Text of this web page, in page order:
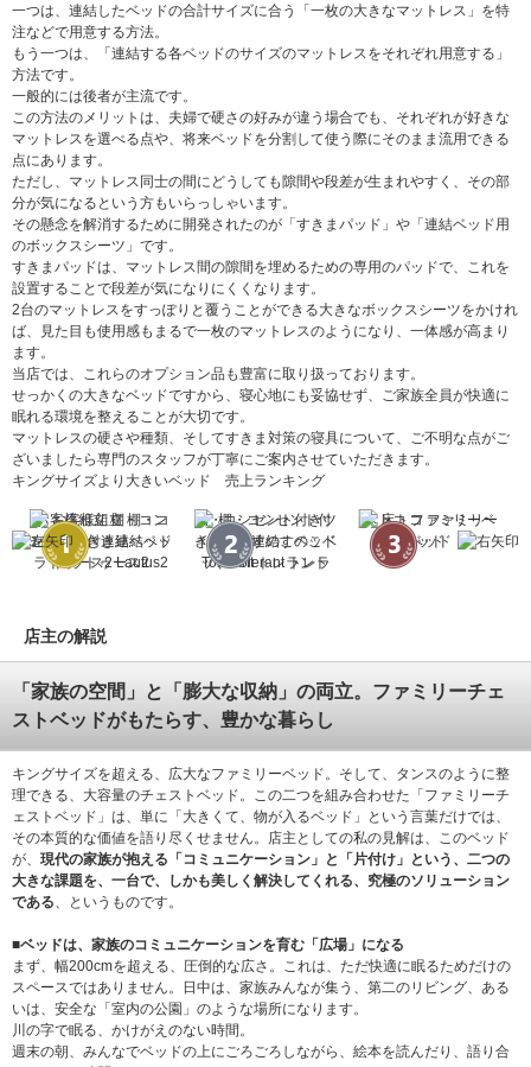
一つは、連結したベッドの合計サイズに合う「一枚の大きなマットレス」を特
注などで用意する方法。
もう一つは、「連結する各ベッドのサイズのマットレスをそれぞれ用意する」
方法です。
一般的には後者が主流です。
この方法のメリットは、夫婦で硬さの好みが違う場合でも、それぞれが好きな
マットレスを選べる点や、将来ベッドを分割して使う際にそのまま流用できる
点にあります。
ただし、マットレス同士の間にどうしても隙間や段差が生まれやすく、その部
分が気になるという方もいらっしゃいます。
その懸念を解消するために開発されたのが「すきまパッド」や「連結ベッド用
のボックスシーツ」です。
すきまパッドは、マットレス間の隙間を埋めるための専用のパッドで、これを
設置することで段差が気になりにくくなります。
2台のマットレスをすっぽりと覆うことができる大きなボックスシーツをかけれ
ば、見た目も使用感もまるで一枚のマットレスのようになり、一体感が高まり
ます。
当店では、これらのオプション品も豊富に取り扱っております。
せっかくの大きなベッドですから、寝心地にも妥協せず、ご家族全員が快適に
眠れる環境を整えることが大切です。
マットレスの硬さや種類、そしてすきま対策の寝具について、ご不明な点がご
ざいましたら専門のスタッフが丁寧にご案内させていただきます。
キングサイズより大きいベッド 売上ランキング
お客様組立 棚・コン
セント付き連結ベッド
ラトゥース2 Lautus2
棚・コンセント付きツ
イン連結すのこベッド
Tolerant トレラント
床トコ ファミリーベ
ッド
店主の解説
「家族の空間」と「膨大な収納」の両立。ファミリーチェ
ストベッドがもたらす、豊かな暮らし
キングサイズを超える、広大なファミリーベッド。そして、タンスのように整
理できる、大容量のチェストベッド。この二つを組み合わせた「ファミリーチ
ェストベッド」は、単に「大きくて、物が入るベッド」という言葉だけでは、
その本質的な価値を語り尽くせません。店主としての私の見解は、このベッド
が、 現代の家族が抱える「コミュニケーション」と「片付け」という、二つの
大きな課題を、一台で、しかも美しく解決してくれる、究極のソリューション
である 、というものです。
■ベッドは、家族のコミュニケーションを育む「広場」になる
まず、幅200cmを超える、圧倒的な広さ。これは、ただ快適に眠るためだけの
スペースではありません。日中は、家族みんなが集う、第二のリビング、ある
いは、安全な「室内の公園」のような場所になります。
川の字で眠る、かけがえのない時間。
週末の朝、みんなでベッドの上にごろごろしながら、絵本を読んだり、語り合